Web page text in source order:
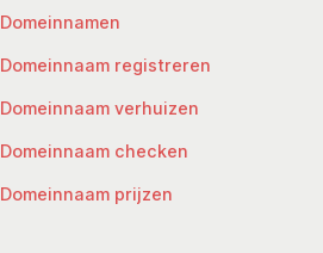
Domeinnamen
Domeinnaam registreren
Domeinnaam verhuizen
Domeinnaam checken
Domeinnaam prijzen